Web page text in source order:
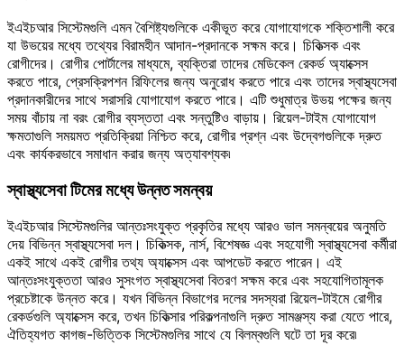
ইএইচআর সিস্টেমগুলি এমন বৈশিষ্ট্যগুলিকে একীভূত করে যোগাযোগকে শক্তিশালী করে
যা উভয়ের মধ্যে তথ্যের বিরামহীন আদান-প্রদানকে সক্ষম করে। চিকিত্সক এবং
রোগীদের। রোগীর পোর্টালের মাধ্যমে, ব্যক্তিরা তাদের মেডিকেল রেকর্ড অ্যাক্সেস
করতে পারে, প্রেসক্রিপশন রিফিলের জন্য অনুরোধ করতে পারে এবং তাদের স্বাস্থ্যসেবা
প্রদানকারীদের সাথে সরাসরি যোগাযোগ করতে পারে। এটি শুধুমাত্র উভয় পক্ষের জন্য
সময় বাঁচায় না বরং রোগীর ব্যস্ততা এবং সন্তুষ্টিও বাড়ায়। রিয়েল-টাইম যোগাযোগ
ক্ষমতাগুলি সময়মত প্রতিক্রিয়া নিশ্চিত করে, রোগীর প্রশ্ন এবং উদ্বেগগুলিকে দ্রুত
এবং কার্যকরভাবে সমাধান করার জন্য অত্যাবশ্যক৷
স্বাস্থ্যসেবা টিমের মধ্যে উন্নত সমন্বয়
ইএইচআর সিস্টেমগুলির আন্তঃসংযুক্ত প্রকৃতির মধ্যে আরও ভাল সমন্বয়ের অনুমতি
দেয় বিভিন্ন স্বাস্থ্যসেবা দল। চিকিত্সক, নার্স, বিশেষজ্ঞ এবং সহযোগী স্বাস্থ্যসেবা কর্মীরা
একই সাথে একই রোগীর তথ্য অ্যাক্সেস এবং আপডেট করতে পারেন। এই
আন্তঃসংযুক্ততা আরও সুসংগত স্বাস্থ্যসেবা বিতরণ সক্ষম করে এবং সহযোগিতামূলক
প্রচেষ্টাকে উন্নত করে। যখন বিভিন্ন বিভাগের দলের সদস্যরা রিয়েল-টাইমে রোগীর
রেকর্ডগুলি অ্যাক্সেস করে, তখন চিকিত্সার পরিকল্পনাগুলি দ্রুত সামঞ্জস্য করা যেতে পারে,
ঐতিহ্যগত কাগজ-ভিত্তিক সিস্টেমগুলির সাথে যে বিলম্বগুলি ঘটে তা দূর করে৷